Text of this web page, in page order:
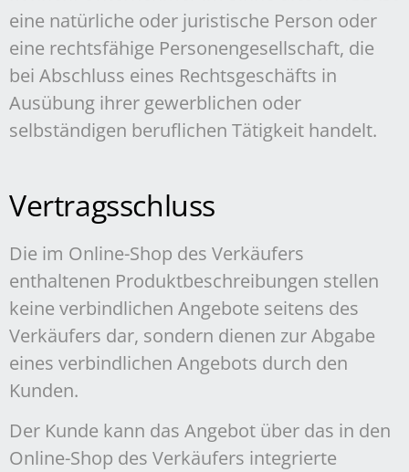
eine natürliche oder juristische Person oder
eine rechtsfähige Personengesellschaft, die
bei Abschluss eines Rechtsgeschäfts in
Ausübung ihrer gewerblichen oder
selbständigen beruflichen Tätigkeit handelt.
Vertragsschluss
Die im Online-Shop des Verkäufers
enthaltenen Produktbeschreibungen stellen
keine verbindlichen Angebote seitens des
Verkäufers dar, sondern dienen zur Abgabe
eines verbindlichen Angebots durch den
Kunden.
Der Kunde kann das Angebot über das in den
Online-Shop des Verkäufers integrierte